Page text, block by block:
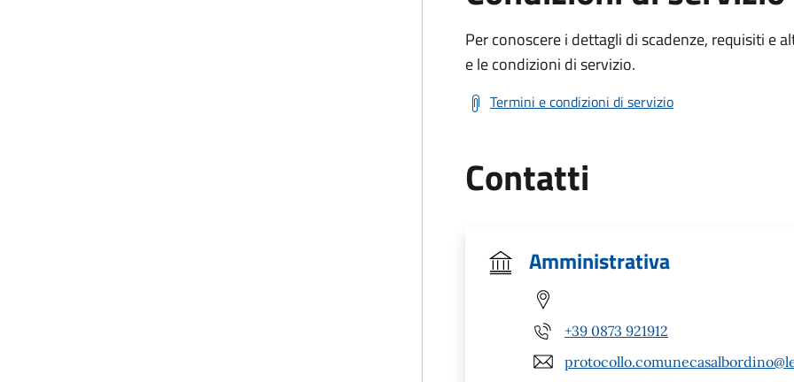
Per conoscere i dettagli di scadenze, requisiti e
e le condizioni di servizio.
Termini e condizioni di servizio
Contatti
Amministrativa
+39 0873 921912